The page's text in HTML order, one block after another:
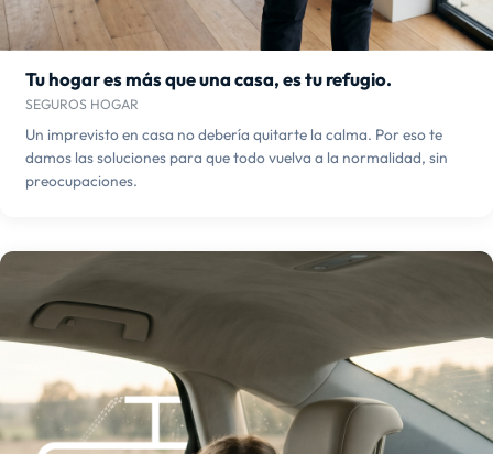
Tu hogar es más que una casa, es tu refugio.
SEGUROS HOGAR
Un imprevisto en casa no debería quitarte la calma. Por eso te
damos las soluciones para que todo vuelva a la normalidad, sin
preocupaciones.